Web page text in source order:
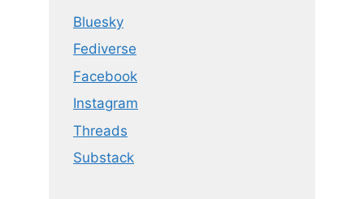
Bluesky
Fediverse
Facebook
Instagram
Threads
Substack